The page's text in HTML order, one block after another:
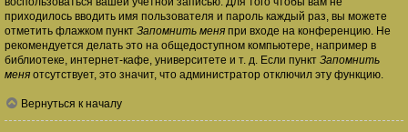
приходилось вводить имя пользователя и пароль каждый раз, вы можете
отметить флажком пункт Запомнить меня при входе на конференцию. Не
рекомендуется делать это на общедоступном компьютере, например в
библиотеке, интернет-кафе, университете и т. д. Если пункт Запомнить
меня отсутствует, это значит, что администратор отключил эту функцию.
Вернуться к началу